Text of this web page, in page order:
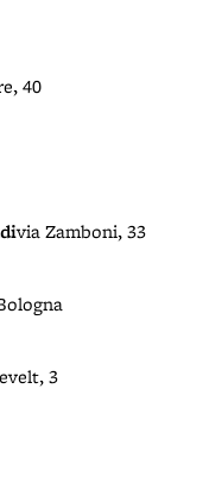
40
via Zamboni, 33
3